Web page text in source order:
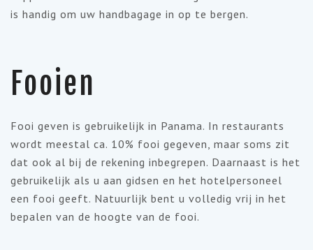
is handig om uw handbagage in op te bergen.
Fooien
Fooi geven is gebruikelijk in Panama. In restaurants
wordt meestal ca. 10% fooi gegeven, maar soms zit
dat ook al bij de rekening inbegrepen. Daarnaast is het
gebruikelijk als u aan gidsen en het hotelpersoneel
een fooi geeft. Natuurlijk bent u volledig vrij in het
bepalen van de hoogte van de fooi.